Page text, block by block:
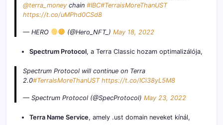
@terra_moneychain #IBC#TerraisMoreThanUST
https://t.co/uMPhd0CSd8
— HERO (@Hero_NFT_) May 18, 2022
Spectrum Protocol, a Terra Classic hozam optimalizálója,
Spectrum Protocol will continue on Terra
2.0#TerraIsMoreThanUST https://t.co/ICi38yL5M8
— Spectrum Protocol (@SpecProtocol) May 23, 2022
Terra Name Service, amely .ust domain neveket kínál,